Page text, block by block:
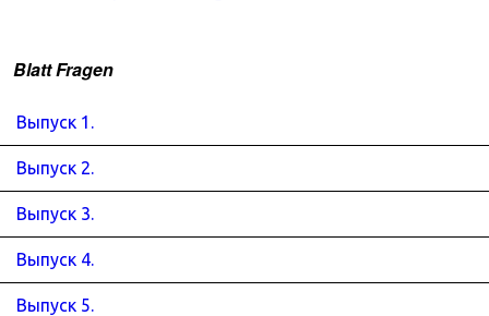
Blatt Fragen
Выпуск 1.
Выпуск 2.
Выпуск 3.
Выпуск 4.
Выпуск 5.